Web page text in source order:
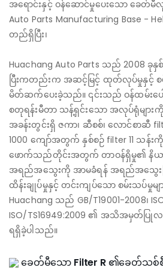
အရောင်းနှင့် ဝန်ဆောင်မှုပေးသော ခေတ်မီလု
Auto Parts Manufacturing Base -
တည်ရှိပြီး၊
Huachang Auto Parts သည် 2008
ပြီးကတည်းက အဆင့်မြင့် ထုတ်လုပ်မှုနှင့် စ
မိတ်ဆက်ပေးခဲ့သည်။ ၎င်းသည် ဝန်ထမ်းပေါင်
စတုရန်းမီတာ သန့်ရှင်းသော အလုပ်ရုံများကို
အခန်းတွင်းရှိ ဇကာ၊ ဆီစစ်၊ လောင်စာဆီ
1000 ကျော်အတွက် နှစ်စဉ် filter 11 သန်
ဖောက်သည်တိုင်းအတွက် တာဝန်ရှိမှု၏ နိယ
အရည်အသွေးကို အာမခံရန် အရည်အသွေးမ
ထိန်းချုပ်မှုနှင့် တင်းကျပ်သော စမ်းသပ်မှု
Huachang သည် GB/T19001-2008၊
ISO/TS16949:2009 ၏ အသိအမှတ်ပြု
ရရှိခဲ့ပါသည်။
ခေတ်မီသော Filter R ၏ခေတ်သစ်စီ